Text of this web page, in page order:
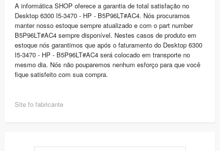
A informática SHOP oferece a garantia de total satisfação no
Desktop 6300 I5-3470 - HP - B5P96LT#AC4. Nós procuramos
manter nosso estoque sempre atualizado e com o part number
B5P96LT#AC4 sempre disponível. Nestes casos de produto em
estoque nós garantimos que após o faturamento do Desktop 6300
I5-3470 - HP - B5P96LT#AC4 será colocado em transporte no
mesmo dia. Nós não pouparemos nenhum esforço para que você
fique satisfeito com sua compra.
Site fo fabricante